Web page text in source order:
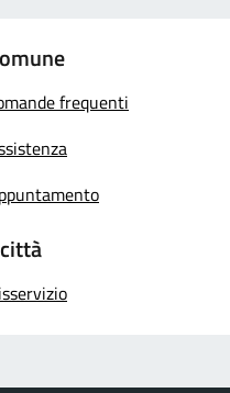
frequenti